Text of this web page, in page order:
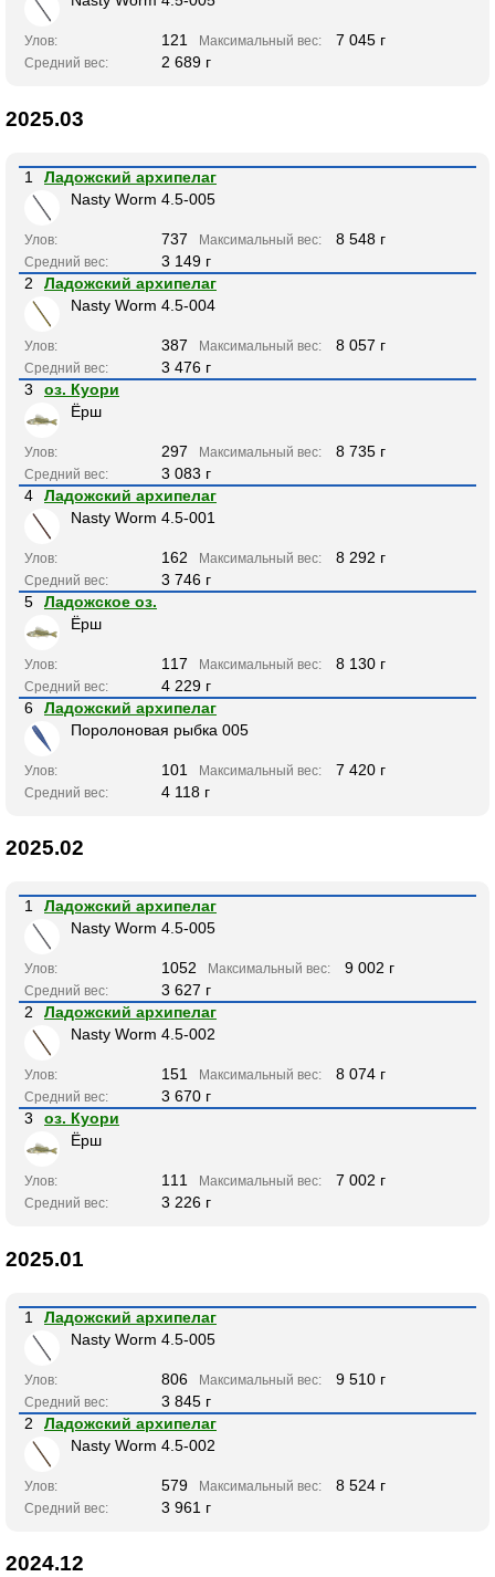
Улов: 121 Максимальный вес: 7 045 г
Средний вес: 2 689 г
2025.03
1
Ладожский архипелаг
Nasty Worm 4.5-005
Улов: 737 Максимальный вес: 8 548 г
Средний вес:
3 149 г
2
Ладожский архипелаг
Nasty Worm 4.5-004
Улов: 387 Максимальный вес: 8 057 г
Средний вес:
3 476 г
3
оз. Куори
Ёрш
Улов: 297 Максимальный вес: 8 735 г
Средний вес:
3 083 г
4
Ладожский архипелаг
Nasty Worm 4.5-001
Улов: 162 Максимальный вес: 8 292 г
Средний вес:
3 746 г
5
Ладожское оз.
Ёрш
Улов: 117 Максимальный вес: 8 130 г
Средний вес:
4 229 г
6
Ладожский архипелаг
Поролоновая рыбка 005
Улов: 101 Максимальный вес: 7 420 г
Средний вес: 4 118 г
2025.02
1
Ладожский архипелаг
Nasty Worm 4.5-005
Улов: 1052 Максимальный вес: 9 002 г
Средний вес:
3 627 г
2
Ладожский архипелаг
Nasty Worm 4.5-002
Улов: 151 Максимальный вес: 8 074 г
Средний вес:
3 670 г
3
оз. Куори
Ёрш
Улов: 111 Максимальный вес: 7 002 г
Средний вес: 3 226 г
2025.01
1
Ладожский архипелаг
Nasty Worm 4.5-005
Улов: 806 Максимальный вес: 9 510 г
Средний вес:
3 845 г
2
Ладожский архипелаг
Nasty Worm 4.5-002
Улов: 579 Максимальный вес: 8 524 г
Средний вес: 3 961 г
2024.12